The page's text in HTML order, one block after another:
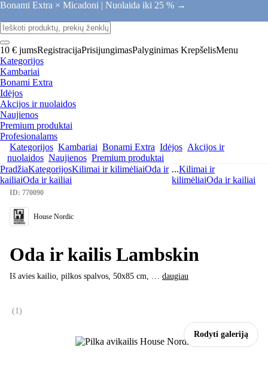
Bonami Extra × Micadoni | Nuolaida iki 25 % →
10 € jumsRegistracijaPrisijungimasPalyginimas KrepšelisMenu
Kategorijos
Kambariai
Bonami Extra
Idėjos
Akcijos ir nuolaidos
Naujienos
Premium produktai
Profesionalams
Kategorijos Kambariai Bonami Extra Idėjos Akcijos ir
nuolaidos Naujienos Premium produktai
PradžiaKategorijosKilimai ir kilimėliaiOda ir
kailiaiOda ir kailiai
...Kilimai ir
kilimėliaiOda ir kailiai
Rodyti galeriją
ID: 770090
House Nordic
Oda ir kailis Lambskin
Iš avies kailio, pilkos spalvos, 50x85 cm, … daugiau
(1 )